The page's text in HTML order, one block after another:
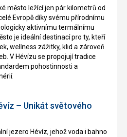
město ležící jen pár kilometrů od
Evropě díky svému přírodnímu
aktivnímu termálnímu
je ideální destinací pro ty, kteří
wellness zážitky, klid a zároveň
V Hévízu se propojují tradice
pohostinnosti a
– Unikát světového
jezero Hévíz, jehož voda i bahno